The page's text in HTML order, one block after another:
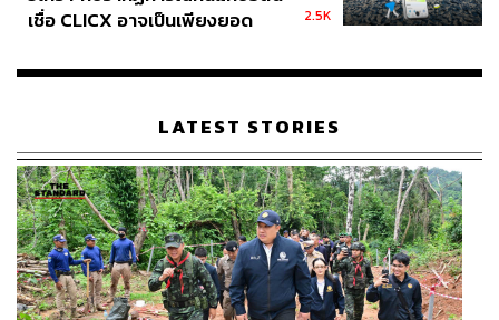
เชื่อ CLICX อาจเป็นเพียงยอด
เรือนไทยที่ถูกซุกไว้
2.5K
LATEST STORIES